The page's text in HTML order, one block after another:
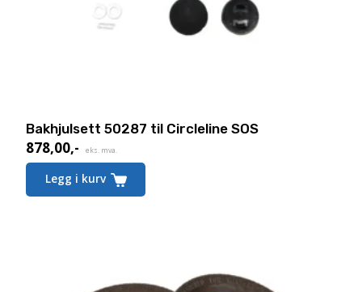
Bakhjulsett 50287 til Circleline SOS
878,00,- eks. mva.
Legg i kurv